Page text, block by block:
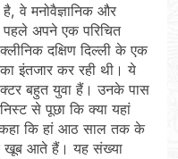
वे मनोवैज्ञानिक और
पहले अपने एक परिचित
दक्षिण दिल्ली के एक
इंतजार कर रही थी। ये
बहुत युवा हैं। उनके पास
से पूछा कि क्या यहां
कहा कि हां आठ साल तक के
खूब आते हैं। यह संख्या